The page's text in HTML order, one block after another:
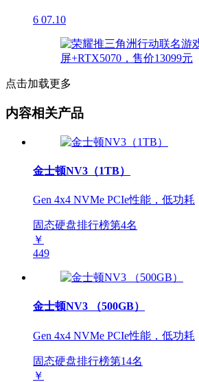
6 07.10
点击加载更多
内容相关产品
金士顿NV3（1TB）
Gen 4x4 NVMe PCIe性能，低功耗
固态硬盘排行榜第4名
￥
449
金士顿NV3 （500GB）
Gen 4x4 NVMe PCIe性能，低功耗
固态硬盘排行榜第14名
￥